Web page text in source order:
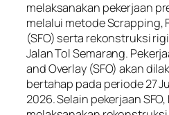
melaksanakan pekerjaan
melalui metode Scrapping,
(SFO) serta rekonstruksi
Jalan Tol Semarang.
and Overlay (SFO) akan
bertahap pada periode 27
2026. Selain pekerjaan